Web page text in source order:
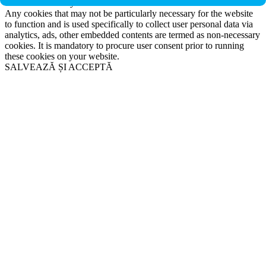
Any cookies that may not be particularly necessary for the website
to function and is used specifically to collect user personal data via
analytics, ads, other embedded contents are termed as non-necessary
cookies. It is mandatory to procure user consent prior to running
these cookies on your website.
SALVEAZĂ ȘI ACCEPTĂ